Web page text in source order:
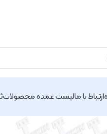
ارتباط با مالیست عمده محصولات